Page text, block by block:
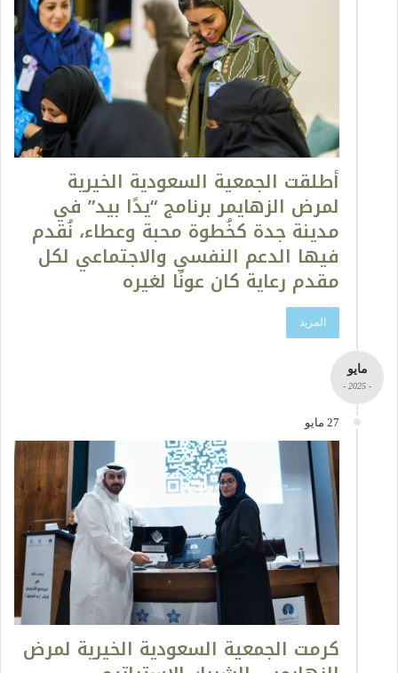
أطلقت الجمعية السعودية الخيرية
لمرض الزهايمر برنامج “يدًا بيد” في
مدينة جدة كخُطوة محبة وعطاء، نُقدم
فيها الدعم النفسي والاجتماعي لكل
مقدم رعاية كان عونًا لغيره
المزيد
مايو
- 2025 -
27 مايو
كرمت الجمعية السعودية الخيرية لمرض